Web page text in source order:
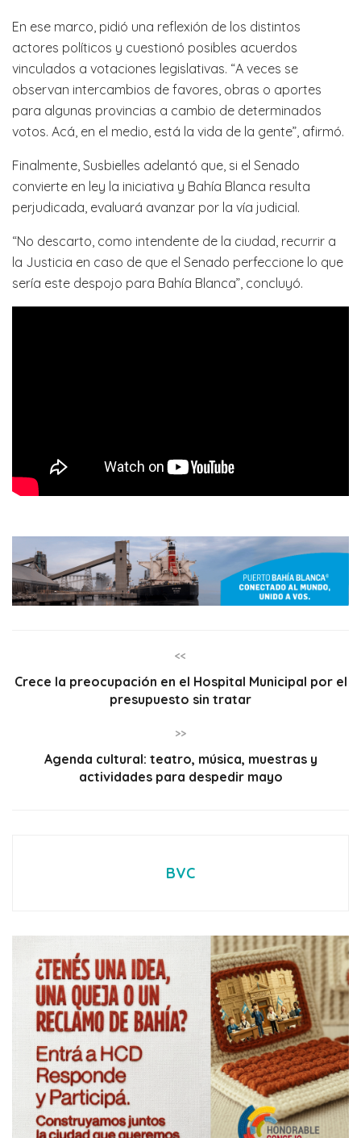
En ese marco, pidió una reflexión de los distintos
actores políticos y cuestionó posibles acuerdos
vinculados a votaciones legislativas. “A veces se
observan intercambios de favores, obras o aportes
para algunas provincias a cambio de determinados
votos. Acá, en el medio, está la vida de la gente”, afirmó.
Finalmente, Susbielles adelantó que, si el Senado
convierte en ley la iniciativa y Bahía Blanca resulta
perjudicada, evaluará avanzar por la vía judicial.
“No descarto, como intendente de la ciudad, recurrir a
la Justicia en caso de que el Senado perfeccione lo que
sería este despojo para Bahía Blanca”, concluyó.
<<
Crece la preocupación en el Hospital Municipal por el
presupuesto sin tratar
>>
Agenda cultural: teatro, música, muestras y
actividades para despedir mayo
BVC